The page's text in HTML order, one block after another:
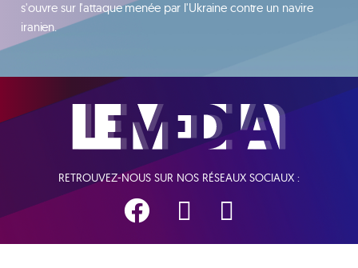
s'ouvre sur l'attaque menée par l'Ukraine contre un navire
iranien.
RETROUVEZ-NOUS SUR NOS RÉSEAUX SOCIAUX :